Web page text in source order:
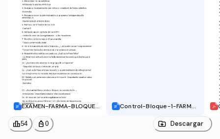
EXAMEN-FARMA-BLOQUE-
Control-Bloque-1-FARMA
leaderboard54 personal_bag 0 Descargar